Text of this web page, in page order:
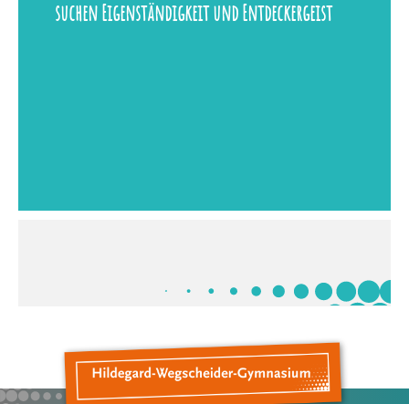
suchen Eigenständigkeit und Entdeckergeist